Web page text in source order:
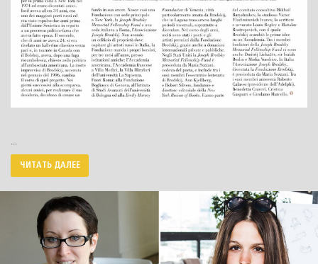
...
ЧИТАТЬ ДАЛЕЕ